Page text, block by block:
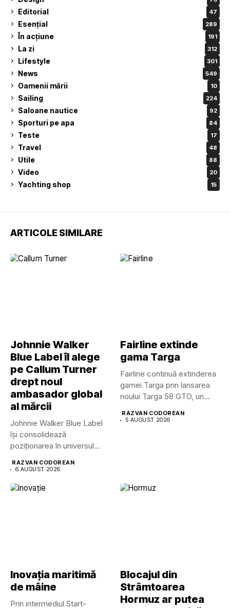
Editorial 47
Esențial 289
În acțiune 191
La zi 312
Lifestyle 301
News 549
Oamenii mării 10
Sailing 224
Saloane nautice 92
Sporturi pe apa 84
Teste 17
Travel 48
Utile 88
Video 20
Yachting shop 15
ARTICOLE SIMILARE
Johnnie Walker
Blue Label îl alege
pe Callum Turner
drept noul
ambasador global
al mărcii
Johnnie Walker Blue Label
își consolidează
poziționarea în universul
RAZVAN CODOREAN
6 AUGUST 2026
Fairline extinde
gama Targa
Fairline continuă extinderea
gamei Targa prin lansarea
noului Targa 58 GTO, un...
RAZVAN CODOREAN
5 AUGUST 2026
Inovația maritimă
de mâine
Prin intermediul Start-
Blocajul din
Strâmtoarea
Hormuz ar putea